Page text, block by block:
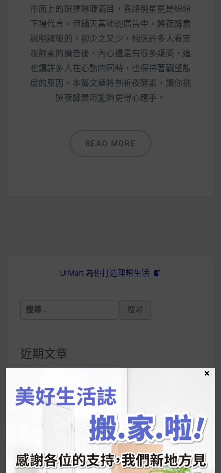
啦！
減醣食材推薦
減醣料理食譜
市面上的選擇琳瑯滿目，各路明星更是紛紛
下場代言。但鋪天蓋地的廣告中，將夜酵素
說明詳細的，卻少之又少，相信許多人看完
夜酵素的廣告後，內心還是有很多疑問，這
也讓許多人在心動的同時，也保持著觀望態
度的原因。本篇文章將剖析夜酵素，讓你挑
選夜酵素時能夠更得心應手。
READ MORE
UrMart 為你打造理想生活
搜
鍵
字:
近期文章
韓國人為什麼不容易胖？
推的MZ Diet ！
好吃的蛋白點心還有好玩的運動小遊戲！今年過
年已經等不及帶這盒跟我的親戚、朋友們一起分
2026 過年禮盒推薦｜五款百元健康伴手禮
×